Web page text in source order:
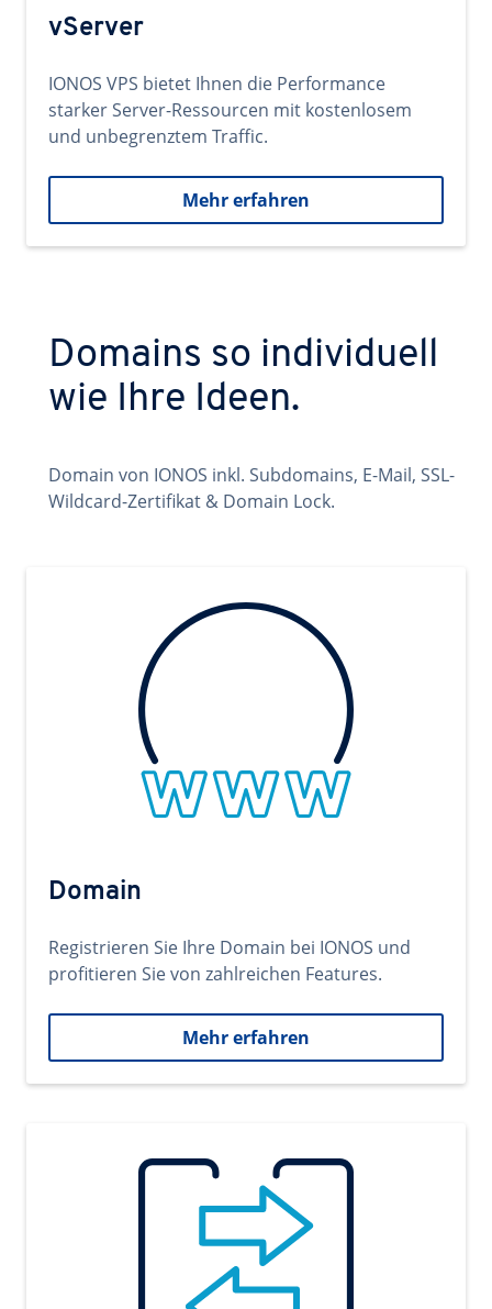
vServer
IONOS VPS bietet Ihnen die Performance
starker Server-Ressourcen mit kostenlosem
und unbegrenztem Traffic.
Mehr erfahren
Domains so individuell
wie Ihre Ideen.
Domain von IONOS inkl. Subdomains, E-Mail, SSL-
Wildcard-Zertifikat & Domain Lock.
Domain
Registrieren Sie Ihre Domain bei IONOS und
profitieren Sie von zahlreichen Features.
Mehr erfahren